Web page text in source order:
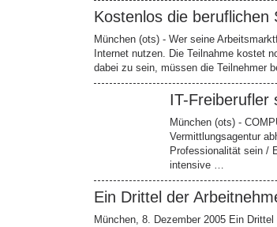
Kostenlos die
München (ots) - Wer seine
Internet nutzen. Die Teilnahme kostet
dabei zu sein, müssen die Teilnehmer
IT-Freiberufler
München (ots) -
Vermittlungsagentur
Professionalität sein /
intensive …
Ein Drittel der
München, 8. Dezember 2005 Ein